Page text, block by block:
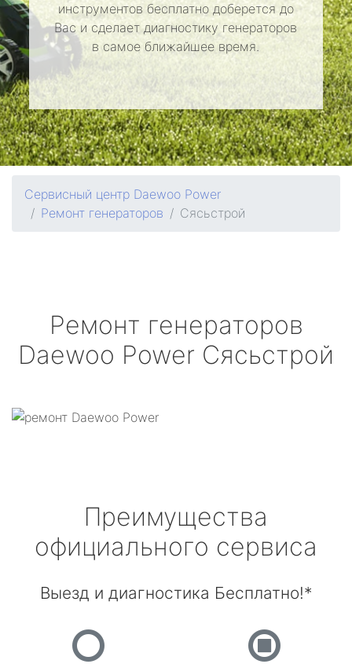
инструментов бесплатно доберется до
Вас и сделает диагностику генераторов
в самое ближайшее время.
Сервисный центр Daewoo Power
Ремонт генераторов
Сясьстрой
Ремонт генераторов
Daewoo Power Сясьстрой
Преимущества
официального сервиса
Выезд и диагностика Бесплатно!*